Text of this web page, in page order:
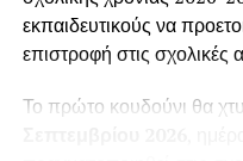
εκπαιδευτικούς να
επιστροφή στις σχολικές
Το πρώτο κουδούνι θα